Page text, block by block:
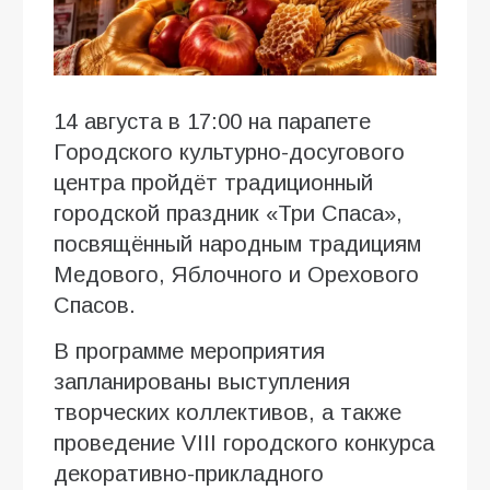
14 августа в 17:00 на парапете
Городского культурно-досугового
центра пройдёт традиционный
городской праздник «Три Спаса»,
посвящённый народным традициям
Медового, Яблочного и Орехового
Спасов.
В программе мероприятия
запланированы выступления
творческих коллективов, а также
проведение VIII городского конкурса
декоративно-прикладного